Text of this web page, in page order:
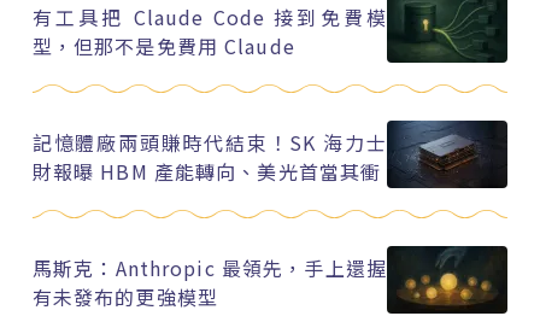
有工具把 Claude Code 接到免費模
型，但那不是免費用 Claude
記憶體廠兩頭賺時代結束！SK 海力士
財報曝 HBM 產能轉向、美光首當其衝
馬斯克：Anthropic 最領先，手上還握
有未發布的更強模型